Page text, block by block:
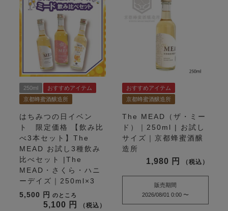
250ml
おすすめアイテム
京都蜂蜜酒醸造所
はちみつの日イベン
ト 限定価格
【飲み比
べ3本セット】The
MEAD お試し3種飲み
比べセット |The
MEAD・さくら・ハニ
ーデイズ｜250ml×3
5,500 のところ
5,100 税込
おすすめアイテム
京都蜂蜜酒醸造所
The MEAD（ザ・ミー
ド）｜250ml | お試し
サイズ｜京都蜂蜜酒醸
造所
1,980 税込
販売期間
2026/08/01 0:00 〜